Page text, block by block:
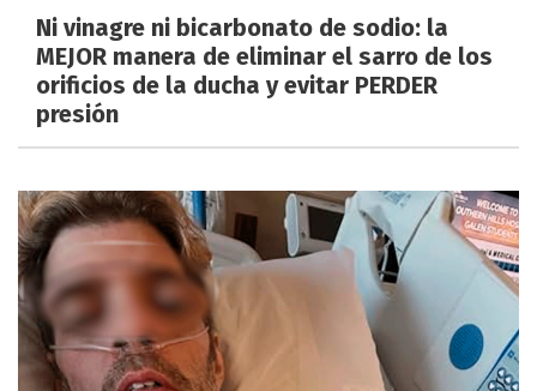
Ni vinagre ni bicarbonato de sodio: la
MEJOR manera de eliminar el sarro de los
orificios de la ducha y evitar PERDER
presión